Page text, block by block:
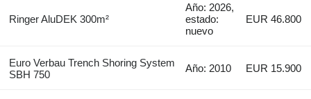
Ringer AluDEK 300m²
Año: 2026,
estado:
nuevo
EUR 46.800
Euro Verbau Trench Shoring System
SBH 750
Año: 2010 EUR 15.900